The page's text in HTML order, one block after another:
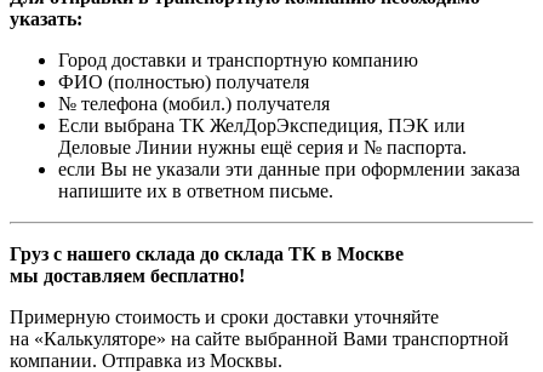
указать:
Город доставки и транспортную компанию
ФИО (полностью) получателя
№ телефона (мобил.) получателя
Если выбрана ТК ЖелДорЭкспедиция, ПЭК или
Деловые Линии нужны ещё серия и № паспорта.
если Вы не указали эти данные при оформлении заказа
напишите их в ответном письме.
Груз с нашего склада до склада ТК в Москве
мы доставляем бесплатно!
Примерную стоимость и сроки доставки уточняйте
на «Калькуляторе» на сайте выбранной Вами транспортной
компании. Отправка из Москвы.